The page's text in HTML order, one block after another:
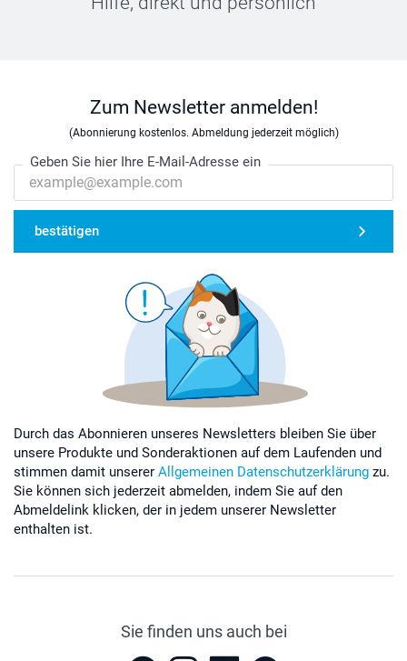
Zum Newsletter anmelden!
(Abonnierung kostenlos. Abmeldung jederzeit möglich)
Geben Sie hier Ihre E-Mail-Adresse ein
bestätigen
Durch das Abonnieren unseres Newsletters bleiben Sie über
unsere Produkte und Sonderaktionen auf dem Laufenden und
stimmen damit unserer Allgemeinen Datenschutzerklärung zu.
Sie können sich jederzeit abmelden, indem Sie auf den
Abmeldelink klicken, der in jedem unserer Newsletter
enthalten ist.
Sie finden uns auch bei